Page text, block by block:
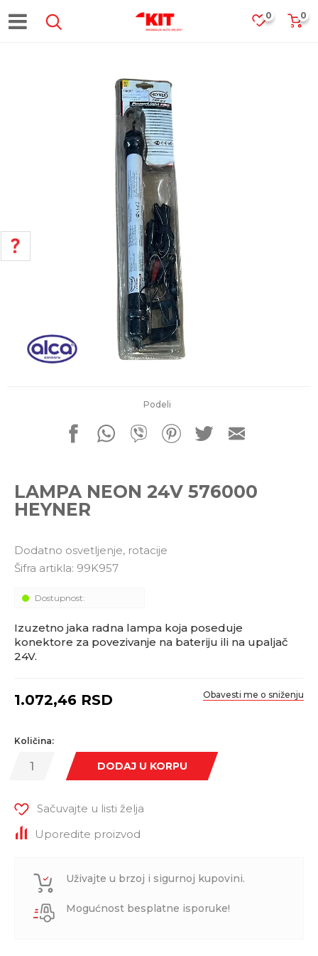
0
0
Podeli
LAMPA NEON 24V 576000
HEYNER
Dodatno osvetljenje, rotacije
Šifra artikla: 99K957
Dostupnost:
Izuzetno jaka radna lampa koja poseduje
konektore za povezivanje na bateriju ili na upaljač
24V.
1.072,46 RSD Obavesti me o sniženju
Količina:
DODAJ U KORPU
Sačuvajte u listi želja
Uporedite proizvod
Uživajte u brzoj i sigurnoj kupovini.
Mogućnost besplatne isporuke!
POMOĆ PRI KUPOVINI
Za više informacija, pomoć i
porudžbine
011 4427900
Radno vreme
Pišite nam
office@kitcommerce.rs